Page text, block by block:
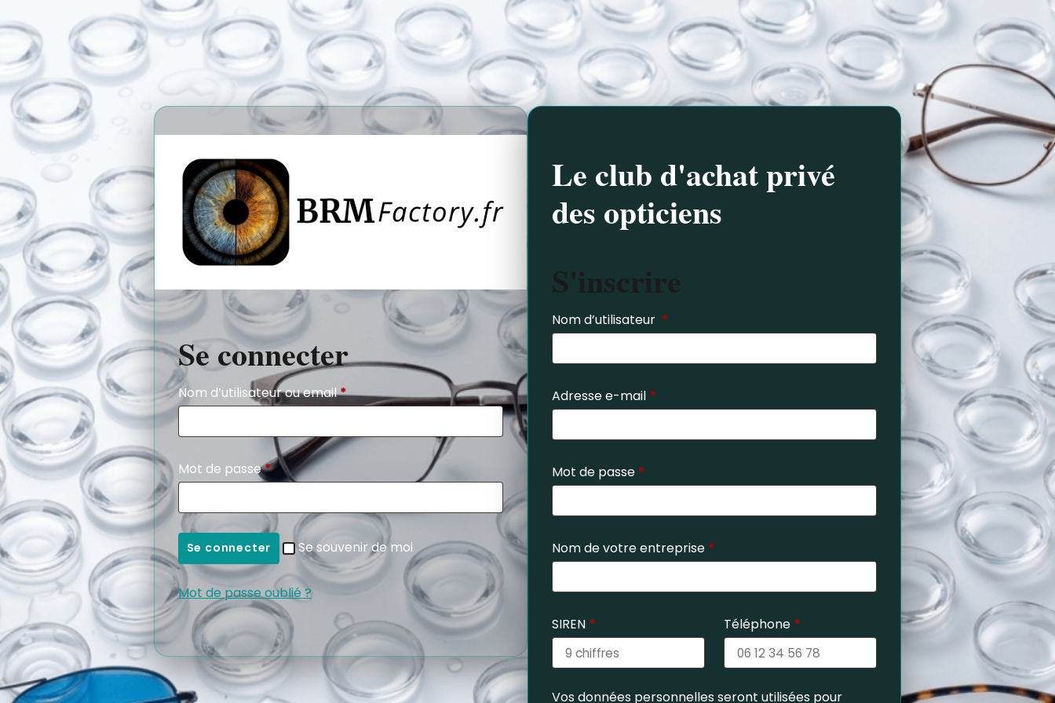
Se connecter
Nom d’utilisateur ou email*
Mot de passe*
Se connecter Se souvenir de moi
Mot de passe oublié ?
Le club d'achat privé
des opticiens
S'inscrire
Nom d’utilisateur *
Adresse e-mail *
Mot de passe *
Nom de votre entreprise *
SIREN * Téléphone *
Vos données personnelles seront utilisées pour